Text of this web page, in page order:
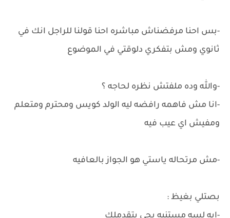
-بس احنا مرفضناش مباشره احنا قولنا للراجل انك في
ثانوي ومش بتفكري دلوقتي في الموضوع
-والله وده ملفتش نظره لحاجه ؟
-انا مش فاهمه رافضه ليه الولد كويس ومحترم ومتعلم
ومفيش اي عيب فيه
-مش مرتحاله ياستي هو الجواز بالعافيه
بصتلي بغيظ :
-ايه لسه مستنيه يجي يتقدملك